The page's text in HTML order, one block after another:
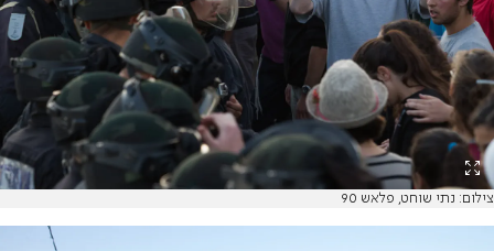
צילום: נתי שוחט, פלאש 90